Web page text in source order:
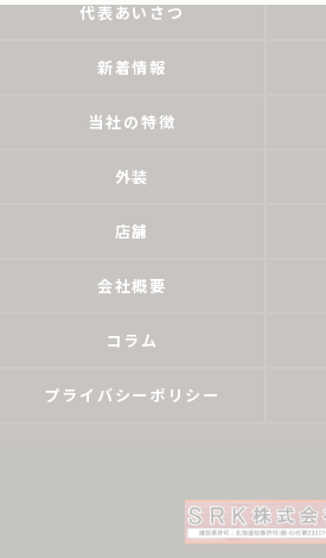
代表あいさつ
新着情報
当社の特徴
外装
店舗
会社概要
コラム
プライバシーポリシー